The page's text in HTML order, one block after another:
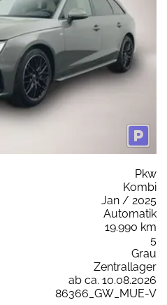
Pkw
Kombi
Jan / 2025
Automatik
19.990 km
5
Grau
Zentrallager
ab ca. 10.08.2026
86366_GW_MUE-V